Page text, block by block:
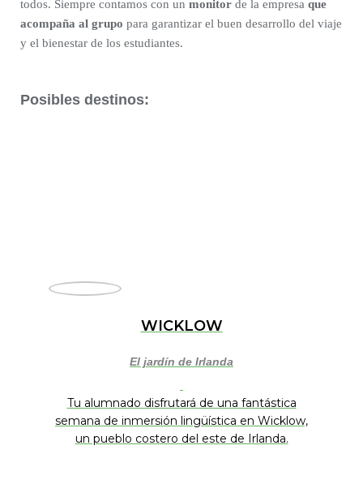
todos. Siempre contamos con un monitor de la empresa que
acompaña al grupo para garantizar el buen desarrollo del viaje
y el bienestar de los estudiantes.
Posibles destinos:
WICKLOW
El jardín de Irlanda
Tu alumnado disfrutará de una fantástica
semana de inmersión lingüística en Wicklow,
un pueblo costero del este de Irlanda.